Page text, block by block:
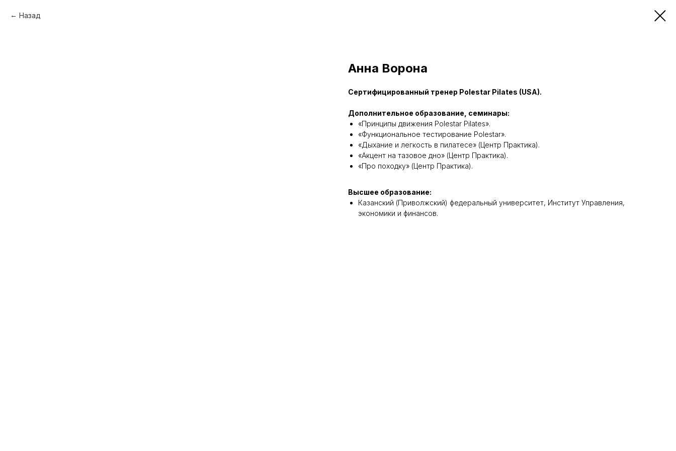
Назад
Анна Ворона
Сертифицированный тренер Polestar Pilates (USA).
Дополнительное образование, семинары:
«Принципы движения Polestar Pilates».
«Функциональное тестирование Polestar».
«Дыхание и легкость в пилатесе» (Центр Практика).
«Акцент на тазовое дно» (Центр Практика).
«Про походку» (Центр Практика).
Высшее образование:
Казанский (Приволжский) федеральный университет, Институт Управления,
экономики и финансов.